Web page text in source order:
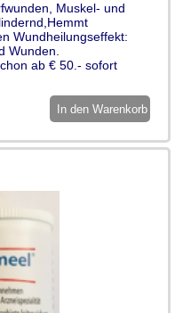
Muskel- und
Wundheilungseffekt:
Wunden.
ab € 50.- sofort
In den Warenkorb